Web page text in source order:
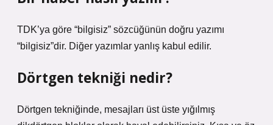
TDK’ya göre “bilgisiz” sözcüğünün doğru yazımı
“bilgisiz”dir. Diğer yazımlar yanlış kabul edilir.
Dörtgen tekniği nedir?
Dörtgen tekniğinde, mesajları üst üste yığılmış